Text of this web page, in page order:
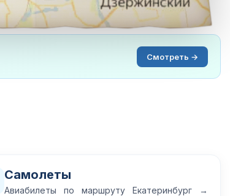
Смотреть →
Самолеты
Авиабилеты по маршруту Екатеринбург →